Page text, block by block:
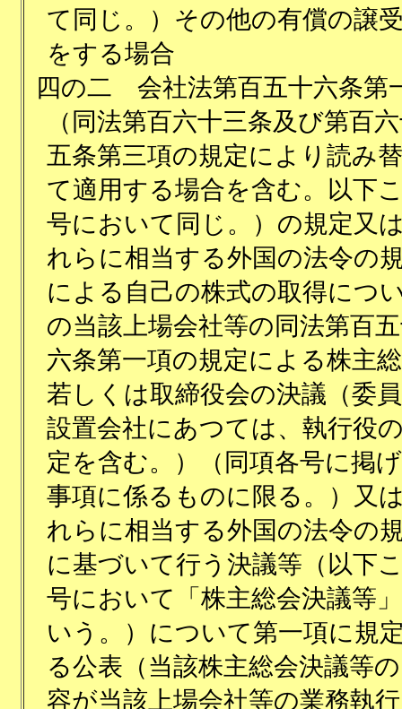
て同じ。）その他の有償の譲
をする場合
四の二
会社法第百五十六条第
（同法第百六十三条及び第百
五条第三項の規定により読み
て適用する場合を含む。以下
号において同じ。）の規定又
れらに相当する外国の法令の
による自己の株式の取得につ
の当該上場会社等の同法第百
六条第一項の規定による株主
若しくは取締役会の決議（委
設置会社にあつては、執行役
定を含む。）（同項各号に掲
事項に係るものに限る。）又
れらに相当する外国の法令の
に基づいて行う決議等（以下
号において「株主総会決議等
いう。）について第一項に規
る公表（当該株主総会決議等
容が当該上場会社等の業務執